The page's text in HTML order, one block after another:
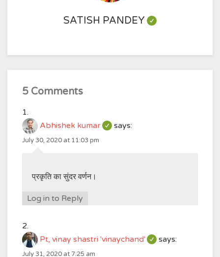
SATISH PANDEY
5 Comments
Abhishek kumar says:
July 30, 2020 at 11:03 pm
प्रकृति का सुंदर वर्णन।
Log in to Reply
Pt, vinay shastri 'vinaychand' says:
July 31, 2020 at 7:25 am